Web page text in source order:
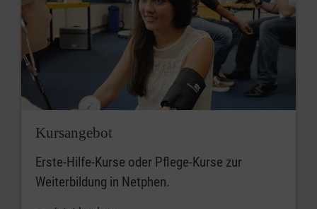
Kursangebot
Erste-Hilfe-Kurse oder Pflege-Kurse zur
Weiterbildung in Netphen.